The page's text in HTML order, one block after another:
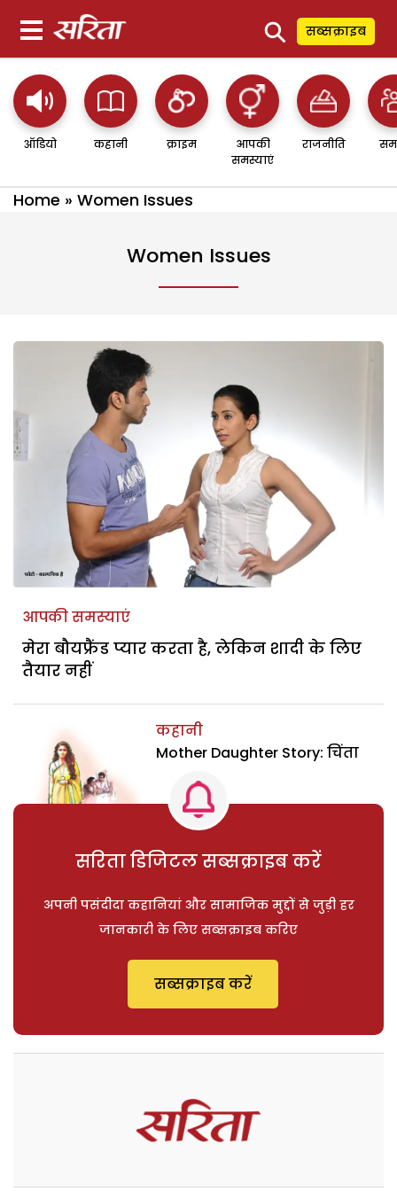
⚲ सब्सक्राइब
ऑडियो कहानी क्राइम
आपकी
समस्याएं
राजनीति
Home » Women Issues
Women Issues
आपकी समस्याएं
मेरा बौयफ्रैंड प्यार करता है, लेकिन शादी के लिए
तैयार नहीं
कहानी
Mother Daughter Story: चिंता
सरिता डिजिटल सब्सक्राइब करें
अपनी पसंदीदा कहानियां और सामाजिक मुद्दों से जुड़ी हर
जानकारी के लिए सब्सक्राइब करिए
सब्सक्राइब करें